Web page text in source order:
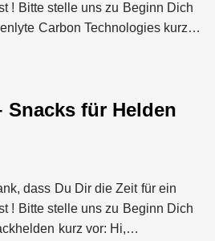
! Bitte stelle uns zu Beginn Dich
Carbon Technologies kurz…
Snacks für Helden
dass Du Dir die Zeit für ein
! Bitte stelle uns zu Beginn Dich
kurz vor: Hi,…